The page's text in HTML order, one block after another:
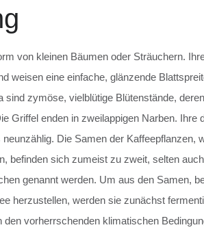
von kleinen Bäumen oder Sträuchern.
weisen eine einfache, glänzende
sind zymöse, vielblütige Blütenstände,
Griffel enden in zweilappigen Narben. Ihre
Die Samen der Kaffeepflanzen,
befinden sich zumeist zu zweit, selten
genannt werden. Um aus den Samen,
herzustellen, werden sie zunächst
den vorherrschenden klimatischen